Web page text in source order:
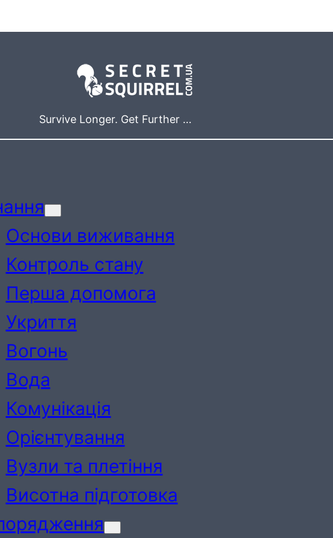
Survive Longer. Get Further …
Основи виживання
Контроль стану
Перша допомога
Укриття
Вогонь
Вода
Комунікація
Орієнтування
Вузли та плетіння
Висотна підготовка